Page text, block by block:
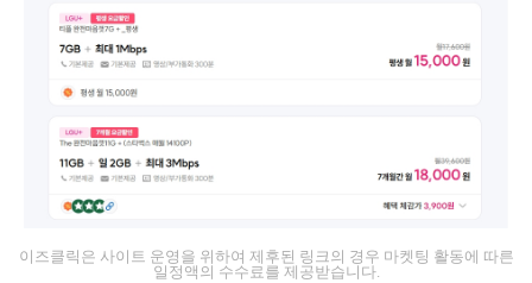
이즈클릭은 사이트 운영을 위하여 제후된 링크의 경우 마켓팅 활동에 따른
일정액의 수수료를 제공받습니다.